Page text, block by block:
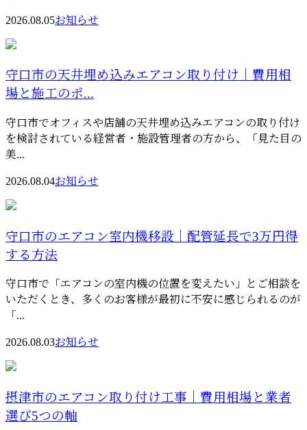
2026.08.05お知らせ
守口市の天井埋め込みエアコン取り付け｜費用相
場と施工のポ...
守口市でオフィスや店舗の天井埋め込みエアコンの取り付け
を検討されている経営者・施設管理者の方から、「見た目の
美...
2026.08.04お知らせ
守口市のエアコン室内機移設｜配管延長で3万円得
する方法
守口市で「エアコンの室内機の位置を変えたい」とご相談を
いただくとき、多くのお客様が最初に不安に感じられるのが
「...
2026.08.03お知らせ
摂津市のエアコン取り付け工事｜費用相場と業者
選び5つの軸